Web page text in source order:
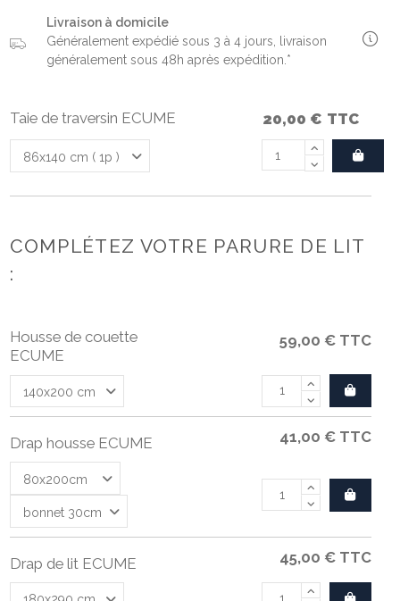
Livraison à domicile
Généralement expédié sous 3 à 4 jours, livraison
généralement sous 48h après expédition.*
Taie de traversin ECUME 20,00 € TTC
COMPLÉTEZ VOTRE PARURE DE LIT
:
Housse de couette
ECUME
59,00 € TTC
Drap housse ECUME 41,00 € TTC
Drap de lit ECUME 45,00 € TTC